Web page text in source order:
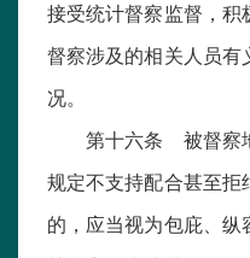
接受统计督察监督，积
督察涉及的相关人员有
况。
第十六条 被督察
规定不支持配合甚至拒
的，应当视为包庇、